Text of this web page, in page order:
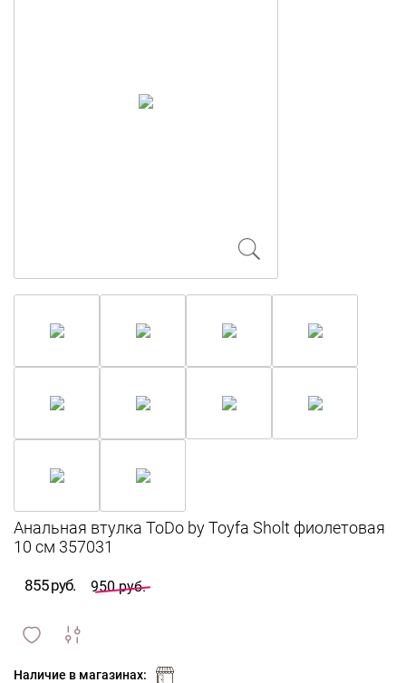
855 руб. 950 руб.
и
Наличие в магазинах: